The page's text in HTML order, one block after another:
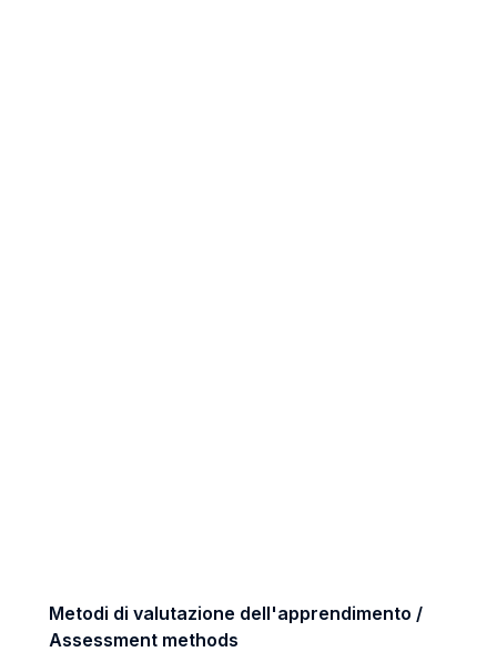
Metodi di valutazione dell'apprendimento /
Assessment methods